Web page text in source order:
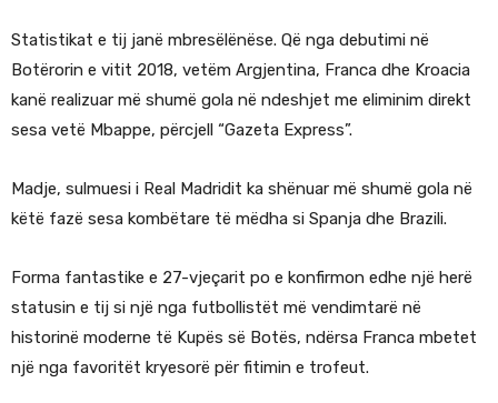
Statistikat e tij janë mbresëlënëse. Që nga debutimi në
Botërorin e vitit 2018, vetëm Argjentina, Franca dhe Kroacia
kanë realizuar më shumë gola në ndeshjet me eliminim direkt
sesa vetë Mbappe, përcjell “Gazeta Express”.
Madje, sulmuesi i Real Madridit ka shënuar më shumë gola në
këtë fazë sesa kombëtare të mëdha si Spanja dhe Brazili.
Forma fantastike e 27-vjeçarit po e konfirmon edhe një herë
statusin e tij si një nga futbollistët më vendimtarë në
historinë moderne të Kupës së Botës, ndërsa Franca mbetet
një nga favoritët kryesorë për fitimin e trofeut.